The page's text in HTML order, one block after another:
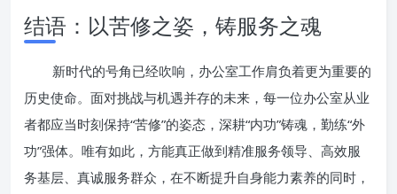
结语：以苦修之姿，铸服务之魂
新时代的号角已经吹响，办公室工作肩负着更为重要的
历史使命。面对挑战与机遇并存的未来，每一位办公室从业
者都应当时刻保持“苦修”的姿态，深耕“内功”铸魂，勤练“外
功”强体。唯有如此，方能真正做到精准服务领导、高效服
务基层、真诚服务群众，在不断提升自身能力素养的同时，